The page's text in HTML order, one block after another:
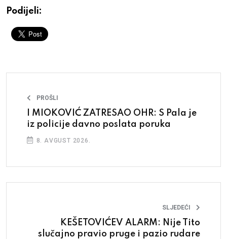
Podijeli:
PROŠLI
I MIOKOVIĆ ZATRESAO OHR: S Pala je
iz policije davno poslata poruka
8. AVGUST 2026.
SLJEDEĆI
KEŠETOVIĆEV ALARM: Nije Tito
slučajno pravio pruge i pazio rudare